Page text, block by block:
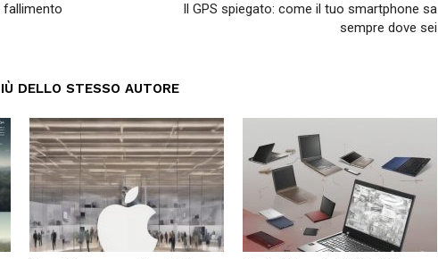
fallimento
Il GPS spiegato: come il tuo smartphone sa
sempre dove sei
DELLO STESSO AUTORE